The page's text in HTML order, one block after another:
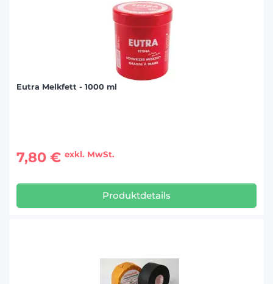
Eutra Melkfett - 1000 ml
7,80 € exkl. MwSt.
Produktdetails